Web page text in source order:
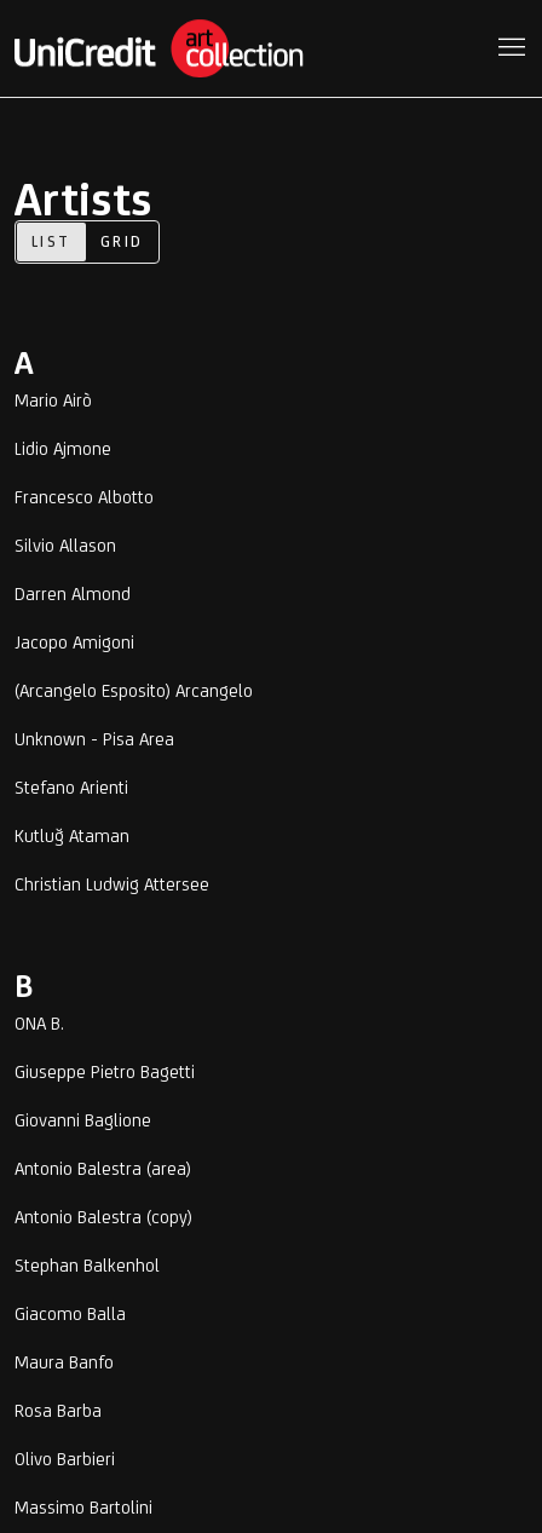
Artists
LIST GRID
A
Mario Airò
Lidio Ajmone
Francesco Albotto
Silvio Allason
Darren Almond
Jacopo Amigoni
(Arcangelo Esposito) Arcangelo
Unknown - Pisa Area
Stefano Arienti
Kutluğ Ataman
Christian Ludwig Attersee
B
ONA B.
Giuseppe Pietro Bagetti
Giovanni Baglione
Antonio Balestra (area)
Antonio Balestra (copy)
Stephan Balkenhol
Giacomo Balla
Maura Banfo
Rosa Barba
Olivo Barbieri
Massimo Bartolini